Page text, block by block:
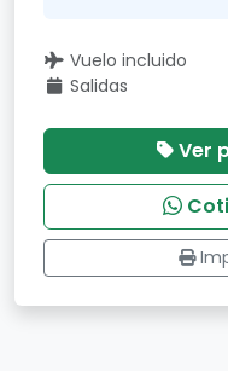
Vuelo incluido
Salidas
Ver